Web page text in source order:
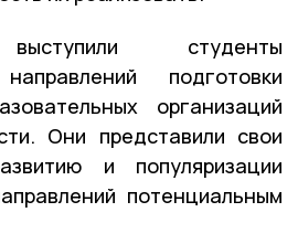
студенты
подготовки
организаций
Они представили свои
и популяризации
потенциальным